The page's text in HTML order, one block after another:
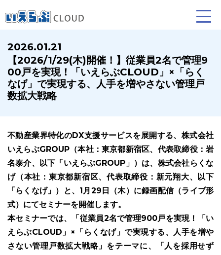
賃貸仲介
業務向け機能
売買仲介
業務向け機能
賃貸管理
業務向け機能
ホームページ制作について プラン紹介･制作の流れ
2026.01.21
【2026/1/29(木)開催！】従業員2名で管理9
00戸を実現！「いえらぶCLOUD」×「らく
なげ」で実現する、人手を増やさない管理戸
数拡大戦略
不動産業界特化のDX支援サービスを展開する、株式会社
いえらぶGROUP（本社：東京都新宿区、代表取締役：岩
名泰介、以下「いえらぶGROUP」）は、株式会社らくな
げ（本社：東京都新宿区、代表取締役：新元翔大、以下
「らくなげ」）と、1月29日（木）に録画配信（ライブ形
式）にてセミナーを開催します。
本セミナーでは、「従業員2名で管理900戸を実現！「い
えらぶCLOUD」×「らくなげ」で実現する、人手を増や
さない管理戸数拡大戦略」をテーマに、「人を採用せず